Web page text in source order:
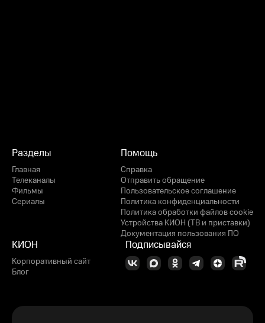
Разделы
Главная
Телеканалы
Фильмы
Сериалы
Помощь
Справка
Отправить обращение
Пользовательское соглашение
Политика конфиденциальности
Политика обработки файлов cookie
Устройства КИОН (ТВ и приставки)
Документация пользования ПО
КИОН
Корпоративный сайт
Блог
Подписывайся